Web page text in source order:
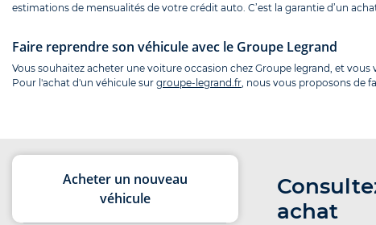
estimations de mensualités de votre crédit auto. C’est la garantie d’un
Faire reprendre son véhicule avec le Groupe Legrand
Vous souhaitez acheter une voiture occasion chez Groupe legrand, et
Pour l'achat d'un véhicule sur groupe-legrand.fr , nous vous proposons de
Acheter un nouveau
véhicule
achat